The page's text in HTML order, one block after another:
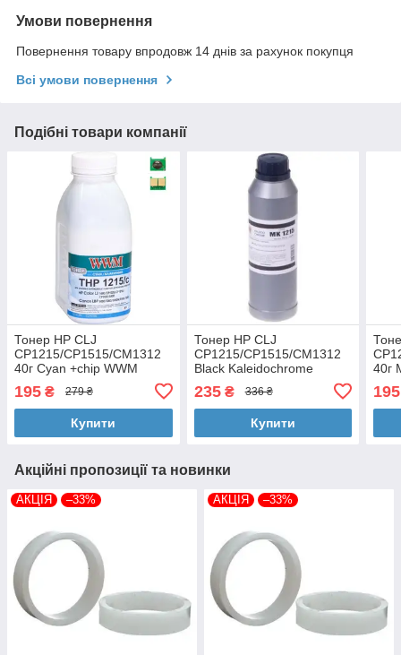
Умови повернення
Повернення товару впродовж 14 днів за рахунок покупця
Всі умови повернення
Подібні товари компанії
Тонер HP CLJ
CP1215/CP1515/CM1312
40г Cyan +chip WWM
195 ₴ 279 ₴
Купити
Тонер HP CLJ
CP1215/CP1515/CM1312
Black Kaleidochrome
235₴ 336 ₴
Купити
40г
195
Акційні пропозиції та новинки
АКЦІЯ –33% АКЦІЯ –33%